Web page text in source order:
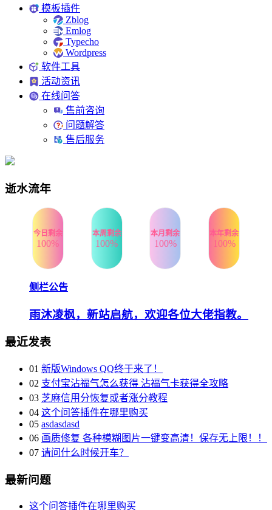
模板插件
Zblog
Emlog
Typecho
Wordpress
软件工具
活动资讯
在线问答
售前咨询
问题解答
售后服务
逝水流年
今日剩余
100%
本周剩余
100%
本月剩余
100%
本年剩余
100%
侧栏公告
雨沐凌枫，新站启航，欢迎各位大佬指教。
最近发表
01 新版Windows QQ终于来了！
02 支付宝沾福气怎么获得 沾福气卡获得全攻略
03 芝麻信用分恢复或者涨分教程
04 这个问答插件在哪里购买
05 asdasdasd
06 画质修复 各种模糊图片一键变高清！保存无上限！！
07 请问什么时候开车？
最新问题
这个问答插件在哪里购买